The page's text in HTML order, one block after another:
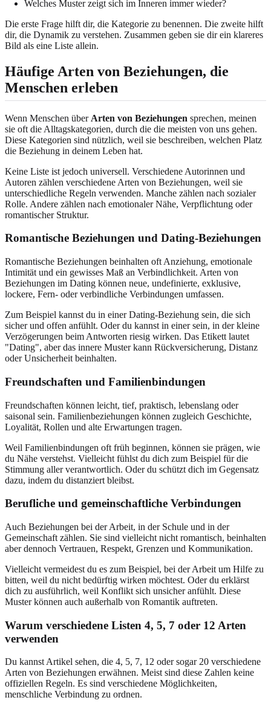
Welches Muster zeigt sich im Inneren immer wieder?
Die erste Frage hilft dir, die Kategorie zu benennen. Die zweite hilft
dir, die Dynamik zu verstehen. Zusammen geben sie dir ein klareres
Bild als eine Liste allein.
Häufige Arten von Beziehungen, die
Menschen erleben
Wenn Menschen über Arten von Beziehungen sprechen, meinen
sie oft die Alltagskategorien, durch die die meisten von uns gehen.
Diese Kategorien sind nützlich, weil sie beschreiben, welchen Platz
die Beziehung in deinem Leben hat.
Keine Liste ist jedoch universell. Verschiedene Autorinnen und
Autoren zählen verschiedene Arten von Beziehungen, weil sie
unterschiedliche Regeln verwenden. Manche zählen nach sozialer
Rolle. Andere zählen nach emotionaler Nähe, Verpflichtung oder
romantischer Struktur.
Romantische Beziehungen und Dating-Beziehungen
Romantische Beziehungen beinhalten oft Anziehung, emotionale
Intimität und ein gewisses Maß an Verbindlichkeit. Arten von
Beziehungen im Dating können neue, undefinierte, exklusive,
lockere, Fern- oder verbindliche Verbindungen umfassen.
Zum Beispiel kannst du in einer Dating-Beziehung sein, die sich
sicher und offen anfühlt. Oder du kannst in einer sein, in der kleine
Verzögerungen beim Antworten riesig wirken. Das Etikett lautet
"Dating", aber das innere Muster kann Rückversicherung, Distanz
oder Unsicherheit beinhalten.
Freundschaften und Familienbindungen
Freundschaften können leicht, tief, praktisch, lebenslang oder
saisonal sein. Familienbeziehungen können zugleich Geschichte,
Loyalität, Rollen und alte Erwartungen tragen.
Weil Familienbindungen oft früh beginnen, können sie prägen, wie
du Nähe verstehst. Vielleicht fühlst du dich zum Beispiel für die
Stimmung aller verantwortlich. Oder du schützt dich im Gegensatz
dazu, indem du distanziert bleibst.
Berufliche und gemeinschaftliche Verbindungen
Auch Beziehungen bei der Arbeit, in der Schule und in der
Gemeinschaft zählen. Sie sind vielleicht nicht romantisch, beinhalten
aber dennoch Vertrauen, Respekt, Grenzen und Kommunikation.
Vielleicht vermeidest du es zum Beispiel, bei der Arbeit um Hilfe zu
bitten, weil du nicht bedürftig wirken möchtest. Oder du erklärst
dich zu ausführlich, weil Konflikt sich unsicher anfühlt. Diese
Muster können auch außerhalb von Romantik auftreten.
Warum verschiedene Listen 4, 5, 7 oder 12 Arten
verwenden
Du kannst Artikel sehen, die 4, 5, 7, 12 oder sogar 20 verschiedene
Arten von Beziehungen erwähnen. Meist sind diese Zahlen keine
offiziellen Regeln. Es sind verschiedene Möglichkeiten,
menschliche Verbindung zu ordnen.